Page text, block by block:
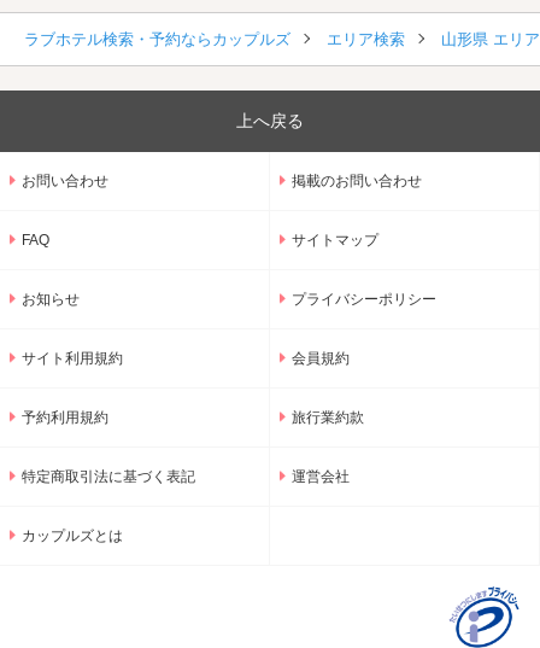
ラブホテル検索・予約ならカップルズ エリア検索 山形県 エリ
上へ戻る
お問い合わせ 掲載のお問い合わせ
FAQ サイトマップ
お知らせ プライバシーポリシー
サイト利用規約 会員規約
予約利用規約 旅行業約款
特定商取引法に基づく表記 運営会社
カップルズとは